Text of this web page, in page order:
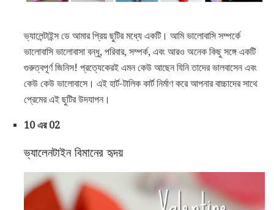
ভ্যালেন্টাইন্স ডে আমার প্রিয় ছুটির মধ্যে একটি। আমি ভালোবাসি সম্পর্কে
ভালোবাসি ভালোবাসা বন্ধু, পরিবার, সম্পর্ক, এবং আরও অনেক কিছু সঙ্গে একটি
গুরুত্বপূর্ণ জিনিস! প্রত্যেকেরই এমন কেউ আছেন যিনি তাদের ভালবাসেন এবং
কেউ কেউ ভালোবাসে। এই হার্ট-টালিক কার্ট নির্মাণ করে আপনার বাচ্চাদের সাথে
প্রেমের এই ছুটির উদযাপন।
10 এর 02
ভ্যালেনটাইন বিমানের হৃদয়